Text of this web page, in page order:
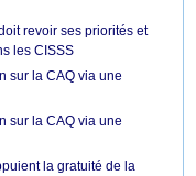
revoir ses priorités et
les CISSS
sur la CAQ via une
sur la CAQ via une
la gratuité de la